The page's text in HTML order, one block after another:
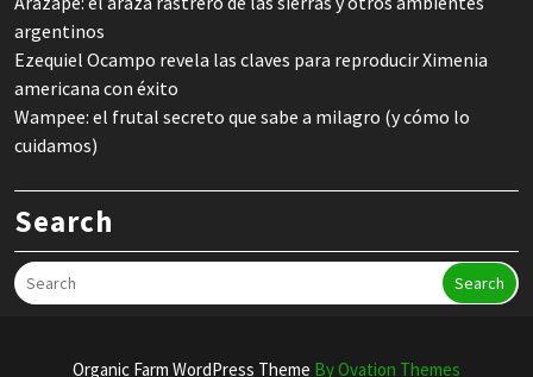
argentinos
Ezequiel Ocampo revela las claves para reproducir Ximenia
americana con éxito
Wampee: el frutal secreto que sabe a milagro (y cómo lo
cuidamos)
Search
Search
Organic Farm WordPress Theme By Ovation Themes